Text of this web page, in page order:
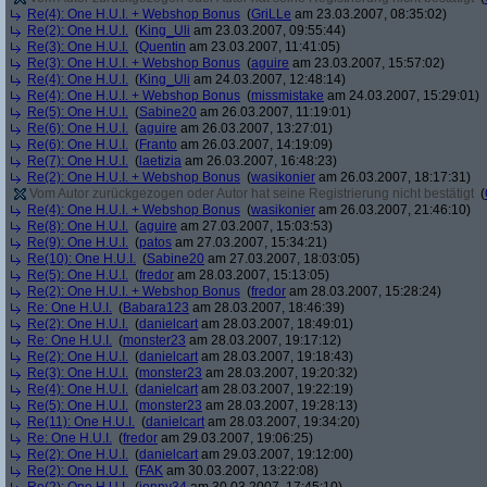
Re(4): One H.U.I. + Webshop Bonus (GriLLe am 23.03.2007, 08:35:02)
Re(2): One H.U.I. (King_Uli am 23.03.2007, 09:55:44)
Re(3): One H.U.I. (Quentin am 23.03.2007, 11:41:05)
Re(3): One H.U.I. + Webshop Bonus (aguire am 23.03.2007, 15:57:02)
Re(4): One H.U.I. (King_Uli am 24.03.2007, 12:48:14)
Re(4): One H.U.I. + Webshop Bonus (missmistake am 24.03.2007, 15:29:01)
Re(5): One H.U.I. (Sabine20 am 26.03.2007, 11:19:01)
Re(6): One H.U.I. (aguire am 26.03.2007, 13:27:01)
Re(6): One H.U.I. (Franto am 26.03.2007, 14:19:09)
Re(7): One H.U.I. ( laetizia am 26.03.2007, 16:48:23)
Re(2): One H.U.I. + Webshop Bonus (wasikonier am 26.03.2007, 18:17:31)
Vom Autor zurückgezogen oder Autor hat seine Registrierung nicht bestätigt (
Re(4): One H.U.I. + Webshop Bonus (wasikonier am 26.03.2007, 21:46:10)
Re(8): One H.U.I. (aguire am 27.03.2007, 15:03:53)
Re(9): One H.U.I. (patos am 27.03.2007, 15:34:21)
Re(10): One H.U.I. (Sabine20 am 27.03.2007, 18:03:05)
Re(5): One H.U.I. (fredor am 28.03.2007, 15:13:05)
Re(2): One H.U.I. + Webshop Bonus (fredor am 28.03.2007, 15:28:24)
Re: One H.U.I. (Babara123 am 28.03.2007, 18:46:39)
Re(2): One H.U.I. (danielcart am 28.03.2007, 18:49:01)
Re: One H.U.I. (monster23 am 28.03.2007, 19:17:12)
Re(2): One H.U.I. (danielcart am 28.03.2007, 19:18:43)
Re(3): One H.U.I. (monster23 am 28.03.2007, 19:20:32)
Re(4): One H.U.I. (danielcart am 28.03.2007, 19:22:19)
Re(5): One H.U.I. (monster23 am 28.03.2007, 19:28:13)
Re(11): One H.U.I. (danielcart am 28.03.2007, 19:34:20)
Re: One H.U.I. (fredor am 29.03.2007, 19:06:25)
Re(2): One H.U.I. (danielcart am 29.03.2007, 19:12:00)
Re(2): One H.U.I. (FAK am 30.03.2007, 13:22:08)